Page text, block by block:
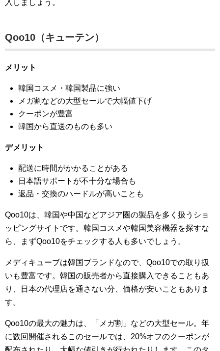
入しましょう。
Qoo10（キューテン）
メリット
韓国コスメ・韓国製品に強い
メガ割などの大型セールで大幅値下げ
クーポンが豊富
韓国から直送のものも多い
デメリット
配送に時間がかかることがある
日本語サポートが不十分な場合も
返品・交換のハードルが高いことも
Qoo10は、韓国や中国などアジア圏の製品を多く扱うショ
ッピングサイトです。韓国コスメや韓国美容機器を探すな
ら、まずQoo10をチェックする人も多いでしょう。
メディキューブは韓国ブランドなので、Qoo10での取り扱
いも豊富です。韓国の販売者から直接購入できることもあ
り、日本の代理店を通さない分、価格が安いこともありま
す。
Qoo10の最大の魅力は、「メガ割」などの大型セール。年
に数回開催されるこのセールでは、20%オフのクーポンが